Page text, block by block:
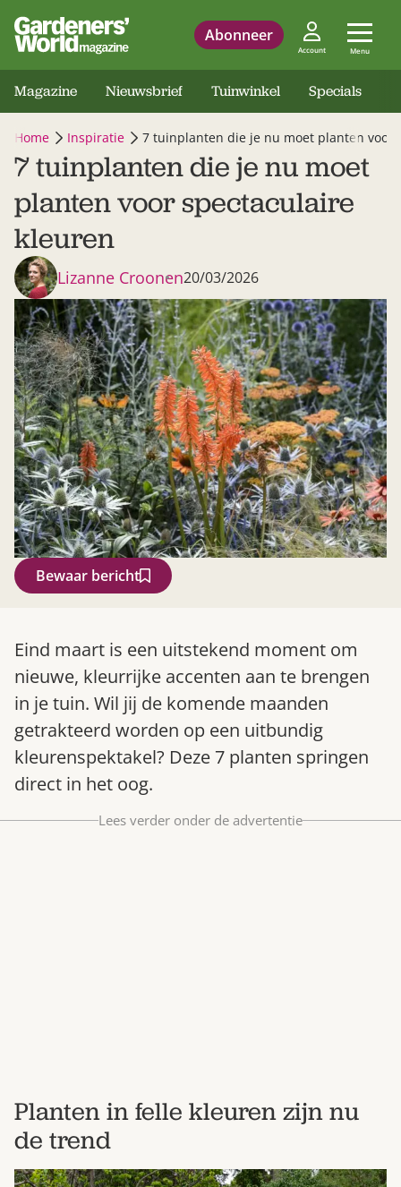
Abonneer
Account Menu
Gardeners’ World 08/2026
Bestel nu
Magazine Nieuwsbrief Tuinwinkel Specials
Home Inspiratie 7 tuinplanten die je nu moet planten voor
7 tuinplanten die je nu moet
planten voor spectaculaire
kleuren
Lizanne Croonen20/03/2026
Bewaar bericht
Eind maart is een uitstekend moment om
nieuwe, kleurrijke accenten aan te brengen
in je tuin. Wil jij de komende maanden
getrakteerd worden op een uitbundig
kleurenspektakel? Deze 7 planten springen
direct in het oog.
Lees verder onder de advertentie
Planten in felle kleuren zijn nu
de trend